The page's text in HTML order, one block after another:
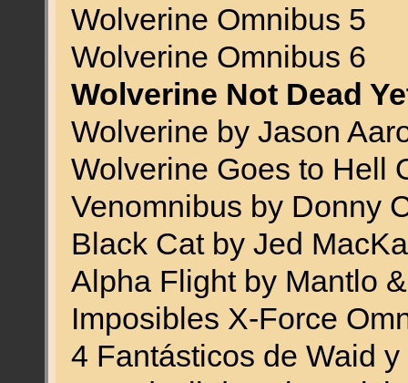
Wolverine Omnibus 5
Wolverine Omnibus 6
Wolverine Not Dead
Wolverine by Jason
Wolverine Goes to Hell
Venomnibus by Donny
Black Cat by Jed
Alpha Flight by Mantlo
Imposibles X-Force
4 Fantásticos de Waid